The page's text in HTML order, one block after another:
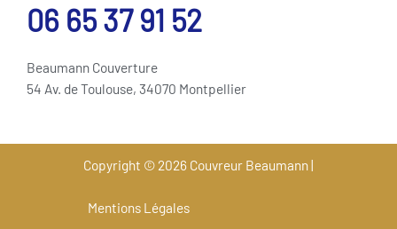
06 65 37 91 52
Beaumann Couverture
54 Av. de Toulouse, 34070 Montpellier
Copyright © 2026 Couvreur Beaumann |
Mentions Légales